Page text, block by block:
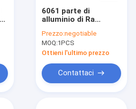
6061 parte di
alluminio di Ra
3.2 pezzi meccanici
di precisione del
metallo
Prezzo:negotiable
MOQ:1PCS
Ottieni l'ultimo prezzo
Contattaci